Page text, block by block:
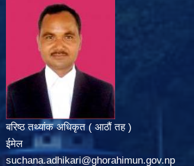
बरिष्ठ तथ्यांक अधिकृत ( आठौं तह )
ईमेल
suchana.adhikari@ghorahimun.gov.np